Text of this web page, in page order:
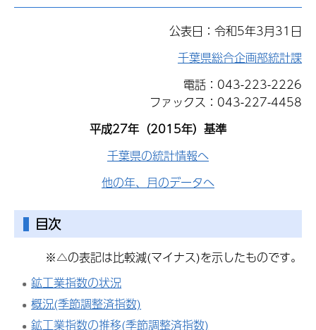
公表日：令和5年3月31日
千葉県総合企画部統計課
電話：043-223-2226
ファックス：043-227-4458
平成27年（2015年）基準
千葉県の統計情報へ
他の年、月のデータへ
目次
※△の表記は比較減(マイナス)を示したものです。
鉱工業指数の状況
概況(季節調整済指数)
鉱工業指数の推移(季節調整済指数)